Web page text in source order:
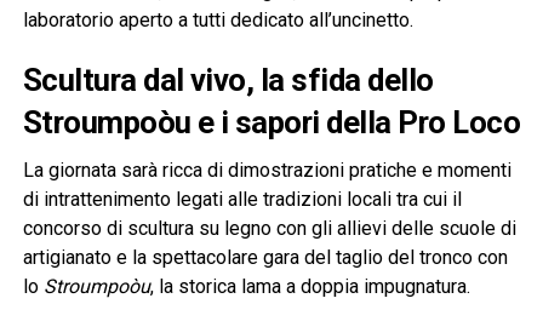
laboratorio aperto a tutti dedicato all’uncinetto.
Scultura dal vivo, la sfida dello
Stroumpoòu e i sapori della Pro Loco
La giornata sarà ricca di dimostrazioni pratiche e momenti
di intrattenimento legati alle tradizioni locali tra cui il
concorso di scultura su legno con gli allievi delle scuole di
artigianato e la spettacolare gara del taglio del tronco con
lo Stroumpoòu, la storica lama a doppia impugnatura.